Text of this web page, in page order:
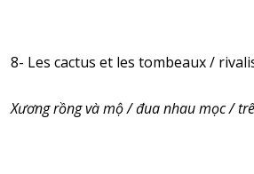
8- Les cactus et les tombeaux /
Xương rồng và mộ / đua nhau mọc /